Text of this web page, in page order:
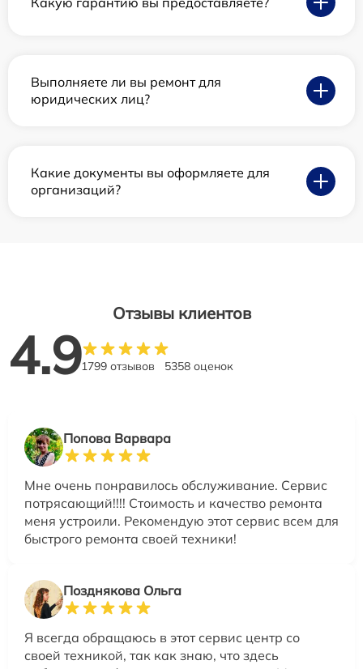
Выполняете ли вы ремонт для
юридических лиц?
Какие документы вы оформляете для
организаций?
Отзывы клиентов
4.91799 отзывов 5358 оценок
Попова Варвара
Мне очень понравилось обслуживание. Сервис
потрясающий!!!! Стоимость и качество ремонта
меня устроили. Рекомендую этот сервис всем для
быстрого ремонта своей техники!
Позднякова Ольга
Я всегда обращаюсь в этот сервис центр со
своей техникой, так как знаю, что здесь